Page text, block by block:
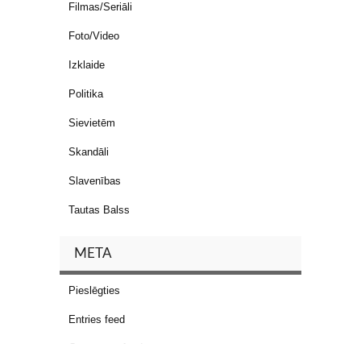
Filmas/Seriāli
Foto/Video
Izklaide
Politika
Sievietēm
Skandāli
Slavenības
Tautas Balss
META
Pieslēgties
Entries feed